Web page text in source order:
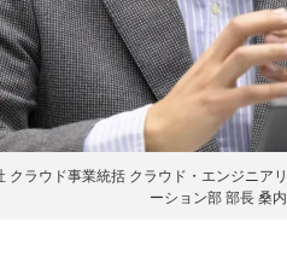
クラウド事業統括 クラウド・エンジニア
ーション部 部長 桑